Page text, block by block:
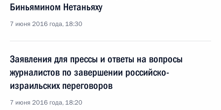
Биньямином Нетаньяху
7 июня 2016 года, 18:30
Заявления для прессы и ответы на вопросы
журналистов по завершении российско-
израильских переговоров
7 июня 2016 года, 18:20